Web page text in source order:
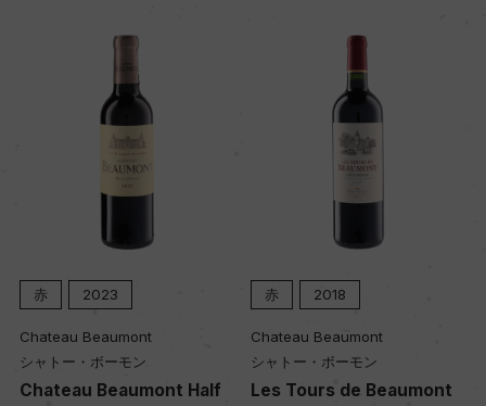
赤 2023
Chateau Beaumont
シャトー・ボーモン
Chateau Beaumont Half
赤 2018
Chateau Beaumont
シャトー・ボーモン
Les Tours de Beaumont